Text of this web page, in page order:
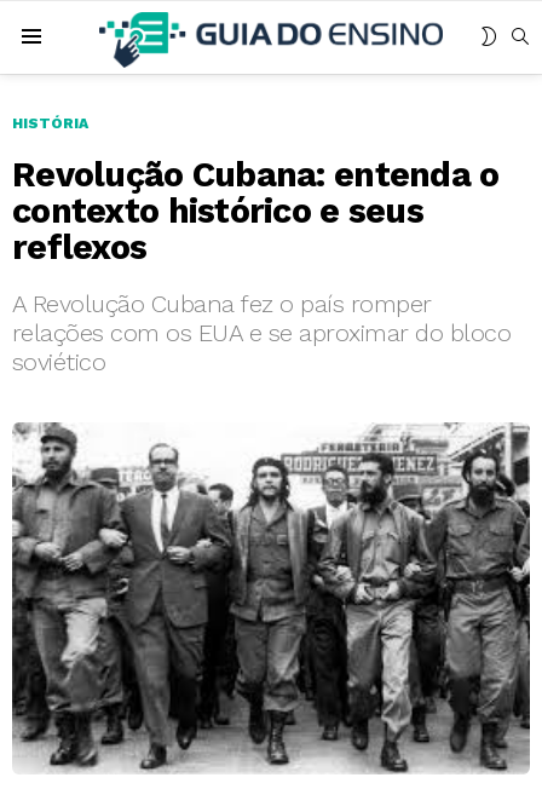
HISTÓRIA
Revolução Cubana: entenda o
contexto histórico e seus
reflexos
A Revolução Cubana fez o país romper
relações com os EUA e se aproximar do bloco
soviético